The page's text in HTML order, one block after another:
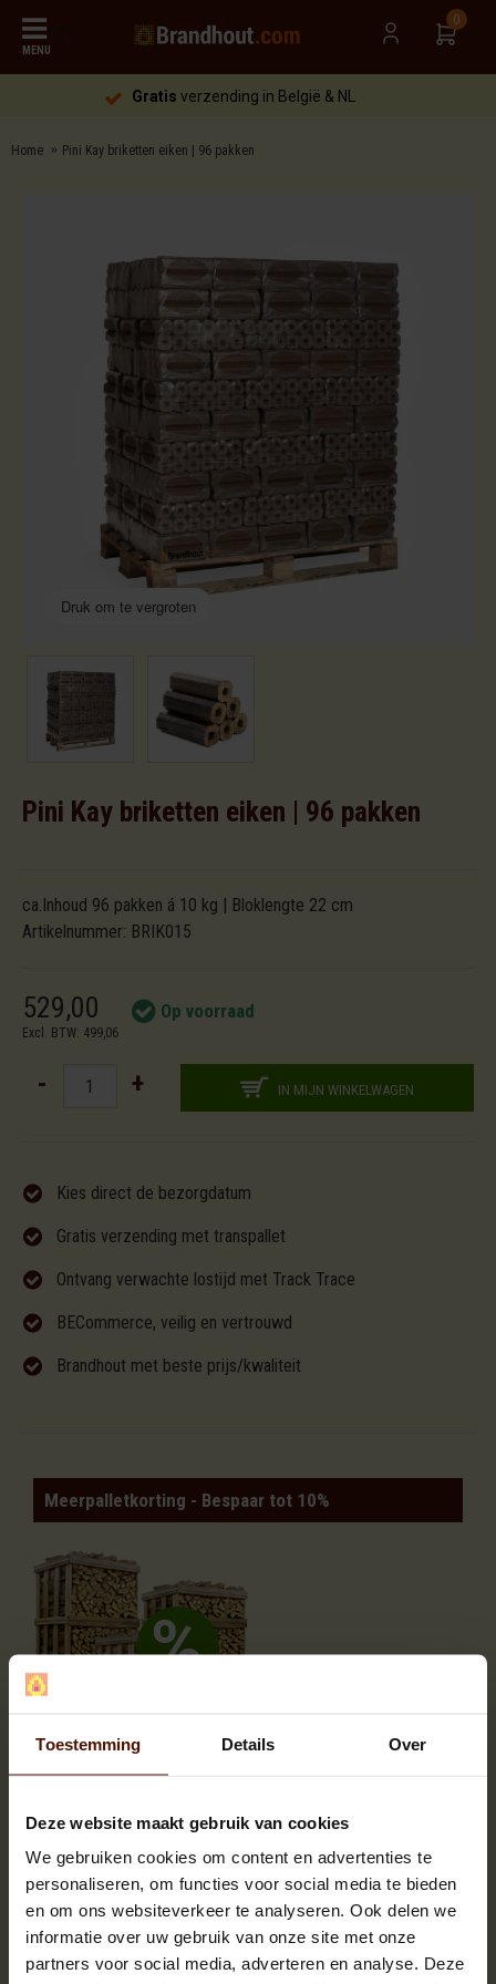
Toestemming Details Over
Deze website maakt gebruik van cookies
We gebruiken cookies om content en advertenties te
personaliseren, om functies voor social media te bieden
en om ons websiteverkeer te analyseren. Ook delen we
informatie over uw gebruik van onze site met onze
partners voor social media, adverteren en analyse. Deze
MENU
0
Gratisverzending in België & NL
Home Pini Kay briketten eiken | 96 pakken
Druk om te vergroten
Pini Kay briketten eiken | 96 pakken
ca.Inhoud 96 pakken á 10 kg | Bloklengte 22 cm
Artikelnummer: BRIK015
529,00 Op voorraad
Excl. BTW: 499,06
- + IN MIJN WINKELWAGEN
Kies direct de bezorgdatum
Gratis verzending met transpallet
Ontvang verwachte lostijd met Track Trace
BECommerce, veilig en vertrouwd
Brandhout met beste prijs/kwaliteit
Meerpalletkorting - Bespaar tot 10%
3 of meer
4%
OMSCHRIJVING
SPECIFICATIES